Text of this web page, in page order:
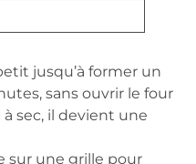
jusqu’à former un
sans ouvrir le four
sec, il devient une
sur une grille pour